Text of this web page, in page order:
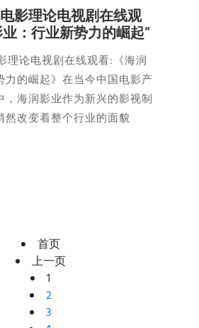
影理论电视剧在线观
：行业新势力的崛起”
理论电视剧在线观看:《海润
力的崛起》在当今中国电影产
，海润影业作为新兴的影视制
然改变着整个行业的面貌
首页
上一页
1
2
3